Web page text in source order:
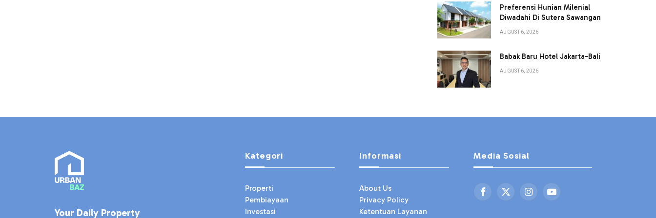
Preferensi Hunian Milenial
Diwadahi Di Sutera Sawangan
AUGUST 6, 2026
Babak Baru Hotel Jakarta-Bali
AUGUST 6, 2026
Your Daily Property
Kategori
Properti
Pembiayaan
Investasi
Informasi
About Us
Privacy Policy
Ketentuan Layanan
Media Sosial
Facebook
X
InstagramYouTube